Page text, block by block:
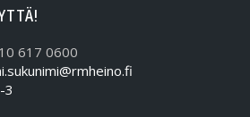
617 0600
3